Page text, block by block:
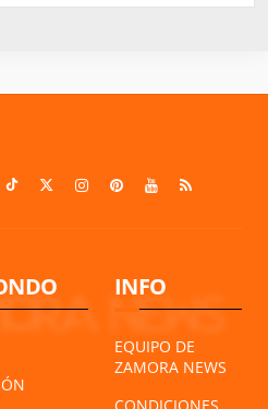
INFO
EQUIPO DE
ZAMORA NEWS